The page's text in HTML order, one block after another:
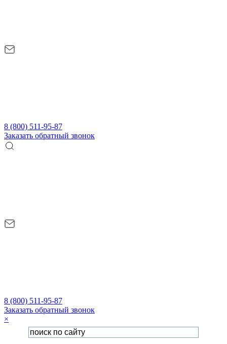
8 (800) 511-95-87
Заказать обратный звонок
8 (800) 511-95-87
Заказать обратный звонок
×